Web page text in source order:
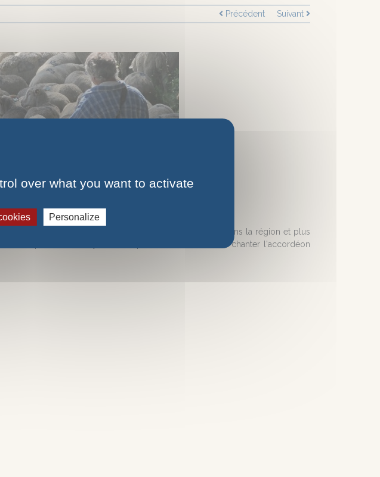
Précédent Suivant
berger, du pastoralisme, de son avenir à moyen terme dans la région et plus
loup dans le Queyras. Vous pourrez entendre aussi chanter l'accordéon
over what you want to activate
Personalize